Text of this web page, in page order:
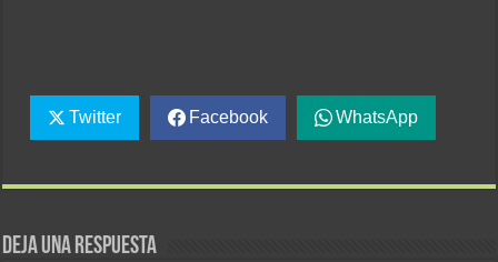
Twitter Facebook WhatsApp
Deja una respuesta